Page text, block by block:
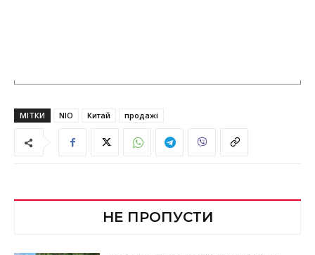
МІТКИ NIO Китай продажі
НЕ ПРОПУСТИ